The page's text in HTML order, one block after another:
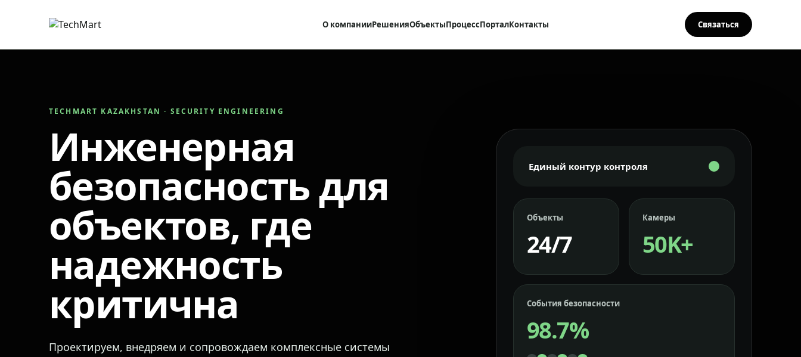
О компанииРешенияОбъектыПроцессПорталКонтакты Связаться
TECHMART KAZAKHSTAN · SECURITY ENGINEERING
Инженерная
безопасность для
объектов, где
надежность
критична
Проектируем, внедряем и сопровождаем комплексные системы
Единый контур контроля
Объекты
24/7
Камеры
50K+
События безопасности
98.7%